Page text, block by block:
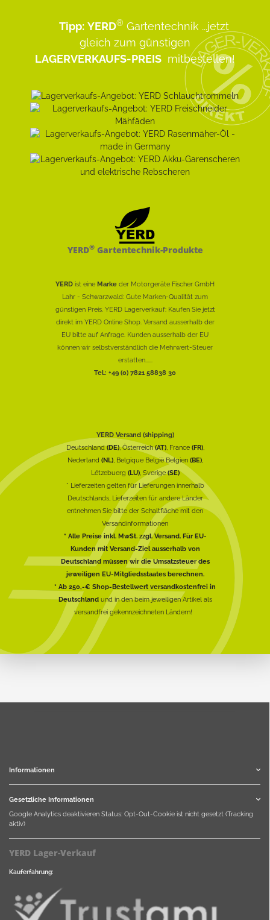
Tipp: YERD® Gartentechnik ...jetzt
gleich zum günstigen
LAGERVERKAUFS-PREIS mitbestellen!
YERD®Gartentechnik-Produkte
YERD ist eine Marke der Motorgeräte Fischer GmbH
Lahr - Schwarzwald: Gute Marken-Qualität zum
günstigen Preis. YERD Lagerverkauf: Kaufen Sie jetzt
direkt im YERD Online Shop. Versand ausserhalb der
EU bitte auf Anfrage. Kunden ausserhalb der EU
können wir selbstverständlich die Mehrwert-Steuer
erstatten......
Tel.: +49 (0) 7821 58838 30
YERD Versand (shipping)
Deutschland(DE), Österreich(AT), France (FR),
Nederland (NL), Belgique België Belgien (BE),
Lëtzebuerg (LU), Sverige(SE)
* Lieferzeiten gelten für Lieferungen innerhalb
Deutschlands, Lieferzeiten für andere Länder
entnehmen Sie bitte der Schaltfläche mit den
Versandinformationen
* Alle Preise inkl. MwSt. zzgl. Versand. Für EU-
Kunden mit Versand-Ziel ausserhalb von
Deutschland müssen wir die Umsatzsteuer des
jeweiligen EU-Mitgliedsstaates berechnen.
* Ab 250,-€ Shop-Bestellwert versandkostenfrei in
Deutschlandund in den beim jeweiligen Artikel als
versandfrei gekennzeichneten Ländern!
Informationen
Gesetzliche Informationen
Google Analytics deaktivieren Status: Opt-Out-Cookie ist nicht gesetzt (Tracking
aktiv)
YERD Lager-Verkauf
Kauferfahrung: